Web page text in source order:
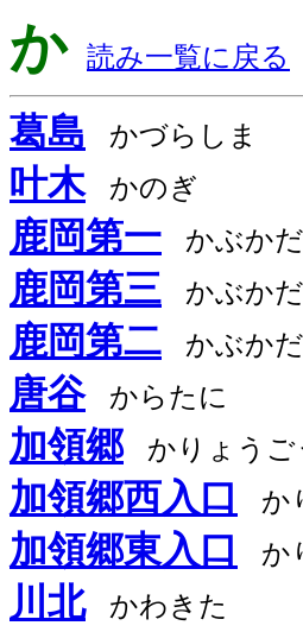
か 読み一覧に戻る
葛島 かづらしま
叶木 かのぎ
鹿岡第一 かぶか
鹿岡第三 かぶか
鹿岡第二 かぶか
唐谷 からたに
加領郷 かりょうご
加領郷西入口 か
加領郷東入口 か
川北 かわきた